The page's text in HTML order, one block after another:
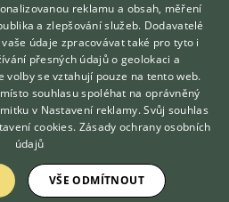
O nás
Kontakt
zvýraznění inzerátů
užití
osobních údajů
Přihlášení
Registrace
Hledáte zvířecího kamaráda?
Zdarma vám poradí
VETERINÁŘ ONLINE
KONZULTOVAT S
VETERINÁŘEM
reklamu a obsah, měření
a zlepšování služeb. Dodavatelé
údaje zpracovávat také pro tyto i
přesných údajů o geolokaci a
volby se vztahují pouze na tento web.
souhlasu spoléhat na oprávněný
v Nastavení reklamy. Svůj souhlas
cookies. Zásady ochrany osobních
údajů
VŠE ODMÍTNOUT